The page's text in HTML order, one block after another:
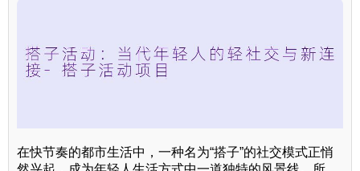
在快节奏的都市生活中，一种名为“搭子”的社交模式正悄